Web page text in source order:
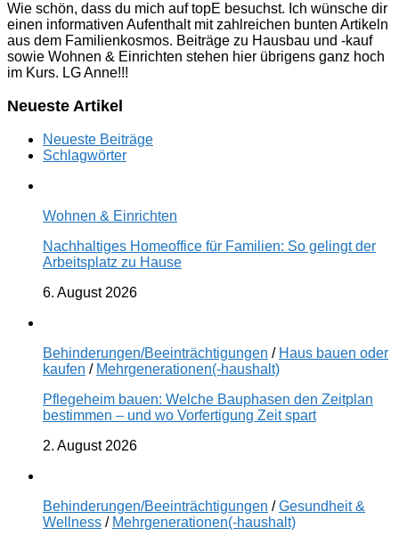
Wie schön, dass du mich auf topE besuchst. Ich wünsche dir
einen informativen Aufenthalt mit zahlreichen bunten Artikeln
aus dem Familienkosmos. Beiträge zu Hausbau und -kauf
sowie Wohnen & Einrichten stehen hier übrigens ganz hoch
im Kurs. LG Anne!!!
Neueste Artikel
Neueste Beiträge
Schlagwörter
Wohnen & Einrichten
Nachhaltiges Homeoffice für Familien: So gelingt der
Arbeitsplatz zu Hause
6. August 2026
Behinderungen/Beeinträchtigungen / Haus bauen oder
kaufen / Mehrgenerationen(-haushalt)
Pflegeheim bauen: Welche Bauphasen den Zeitplan
bestimmen – und wo Vorfertigung Zeit spart
2. August 2026
Behinderungen/Beeinträchtigungen /Gesundheit &
Wellness / Mehrgenerationen(-haushalt)